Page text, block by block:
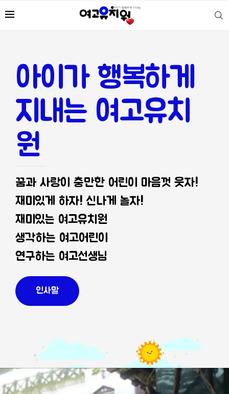
아이가 행복하게
지내는 여고유치
원
꿈과 사랑이 충만한 어린이 마음껏 웃자!
재미있게 하자! 신나게 놀자!
재미있는 여고유치원
생각하는 여고어린이
연구하는 여고선생님
인사말